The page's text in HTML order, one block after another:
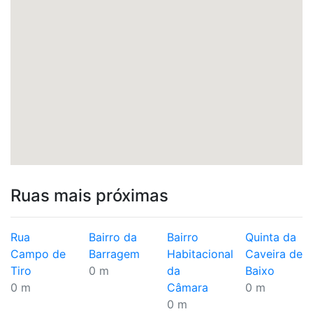
Ruas mais próximas
Rua
Campo de
Tiro
0 m
Bairro da
Barragem
0 m
Bairro
Habitacional
da
Câmara
0 m
Quinta da
Caveira de
Baixo
0 m